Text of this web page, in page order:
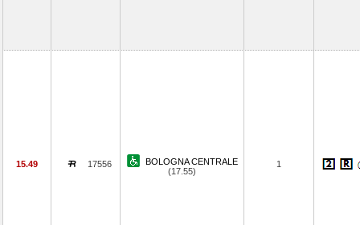
15.49 17556
BOLOGNA CENTRALE
(17.55)
1